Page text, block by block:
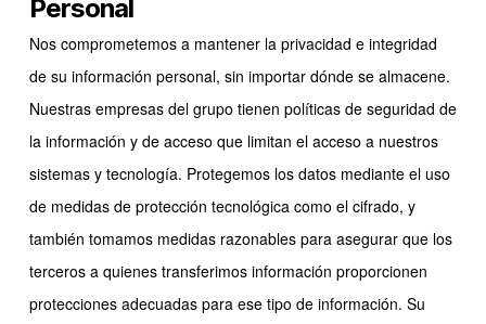
Personal
Nos comprometemos a mantener la privacidad e integridad
de su información personal, sin importar dónde se almacene.
Nuestras empresas del grupo tienen políticas de seguridad de
la información y de acceso que limitan el acceso a nuestros
sistemas y tecnología. Protegemos los datos mediante el uso
de medidas de protección tecnológica como el cifrado, y
también tomamos medidas razonables para asegurar que los
terceros a quienes transferimos información proporcionen
protecciones adecuadas para ese tipo de información. Su